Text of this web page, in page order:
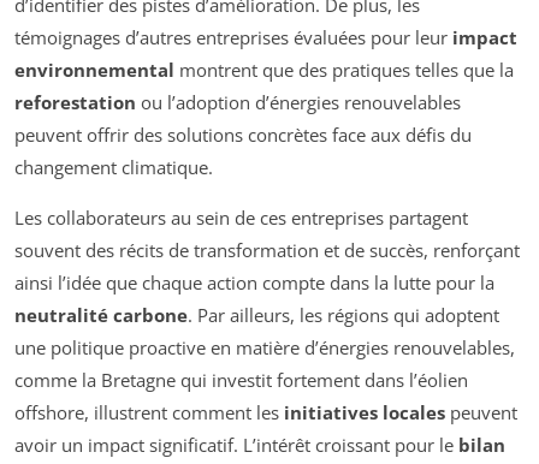
d’identifier des pistes d’amélioration. De plus, les
témoignages d’autres entreprises évaluées pour leur impact
environnemental montrent que des pratiques telles que la
reforestation ou l’adoption d’énergies renouvelables
peuvent offrir des solutions concrètes face aux défis du
changement climatique.
Les collaborateurs au sein de ces entreprises partagent
souvent des récits de transformation et de succès, renforçant
ainsi l’idée que chaque action compte dans la lutte pour la
neutralité carbone. Par ailleurs, les régions qui adoptent
une politique proactive en matière d’énergies renouvelables,
comme la Bretagne qui investit fortement dans l’éolien
offshore, illustrent comment les initiatives locales peuvent
avoir un impact significatif. L’intérêt croissant pour le bilan